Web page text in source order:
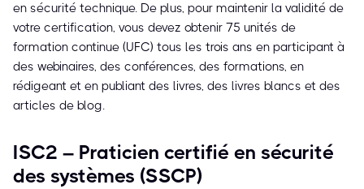
en sécurité technique. De plus, pour maintenir la validité de
votre certification, vous devez obtenir 75 unités de
formation continue (UFC) tous les trois ans en participant à
des webinaires, des conférences, des formations, en
rédigeant et en publiant des livres, des livres blancs et des
articles de blog.
ISC2 – Praticien certifié en sécurité
des systèmes (SSCP)